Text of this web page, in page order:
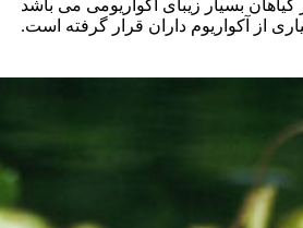
گیاهان بسیار زیبای آکواریومی می باشد
از آکواریوم داران قرار گرفته است.